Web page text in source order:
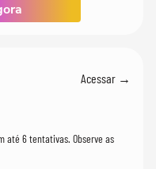
Acessar →
até 6 tentativas. Observe as